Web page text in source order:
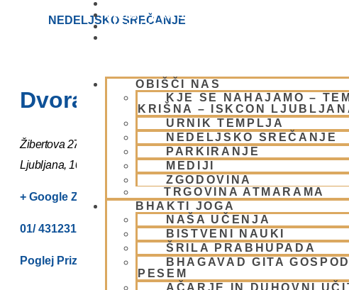
VAŠA VPRAŠANJA
PIŠI NAM
OBIŠČI NAS
KJE SE NAHAJAMO –
KRIŠNA – ISKCON
URNIK TEMPLJA
NEDELJSKO SREČANJE
PARKIRANJE
MEDIJI
ZGODOVINA
TRGOVINA ATMARAMA
BHAKTI JOGA
NAŠA UČENJA
BISTVENI NAUKI
ŠRILA PRABHUPADA
BHAGAVAD GITA
PESEM
AČARJE IN DUHOVNI
NEDELJSKO SREČANJE
Dvorana – Center Hare
Žibertova 27
Ljubljana, 1000 Slovenia
+ Google Zemljevidi
01/ 4312319
Poglej Prizorišče spletno stran